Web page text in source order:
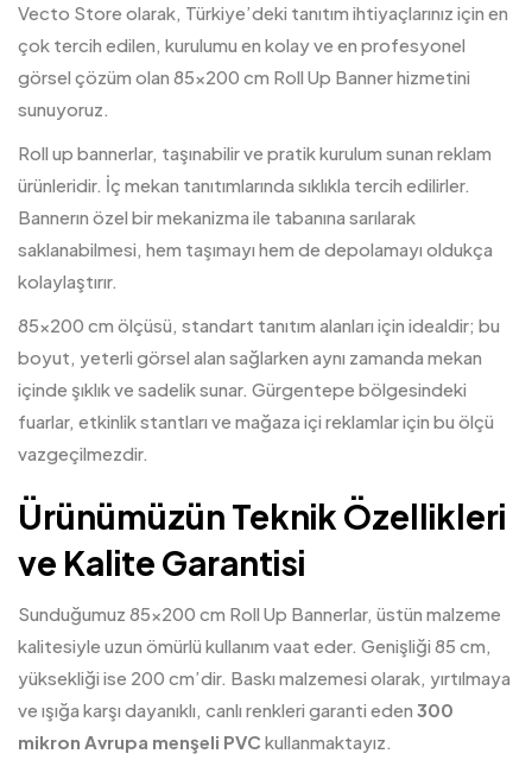
Vecto Store olarak, Türkiye’deki tanıtım ihtiyaçlarınız için en
çok tercih edilen, kurulumu en kolay ve en profesyonel
görsel çözüm olan 85×200 cm Roll Up Banner hizmetini
sunuyoruz.
Roll up bannerlar, taşınabilir ve pratik kurulum sunan reklam
ürünleridir. İç mekan tanıtımlarında sıklıkla tercih edilirler.
Bannerın özel bir mekanizma ile tabanına sarılarak
saklanabilmesi, hem taşımayı hem de depolamayı oldukça
kolaylaştırır.
85×200 cm ölçüsü, standart tanıtım alanları için idealdir; bu
boyut, yeterli görsel alan sağlarken aynı zamanda mekan
içinde şıklık ve sadelik sunar. Gürgentepe bölgesindeki
fuarlar, etkinlik stantları ve mağaza içi reklamlar için bu ölçü
vazgeçilmezdir.
Ürünümüzün Teknik Özellikleri
ve Kalite Garantisi
Sunduğumuz 85×200 cm Roll Up Bannerlar, üstün malzeme
kalitesiyle uzun ömürlü kullanım vaat eder. Genişliği 85 cm,
yüksekliği ise 200 cm’dir. Baskı malzemesi olarak, yırtılmaya
ve ışığa karşı dayanıklı, canlı renkleri garanti eden 300
mikron Avrupa menşeli PVC kullanmaktayız.